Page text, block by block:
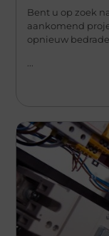
Bent u op zoek
aankomend
opnieuw